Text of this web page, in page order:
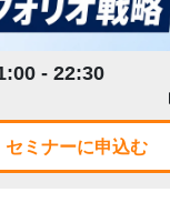
- 22:30
セミナーに申込む